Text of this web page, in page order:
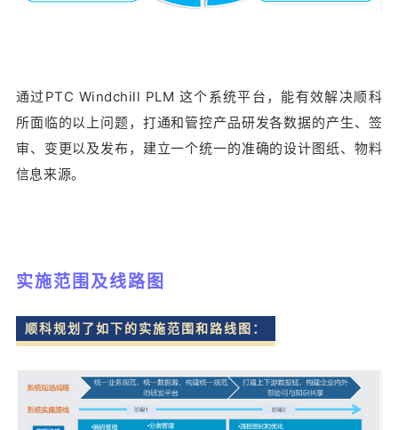
通过PTC Windchill PLM 这个系统平台，能有效解决顺科
所面临的以上问题，打通和管控产品研发各数据的产生、签
审、变更以及发布，建立一个统一的准确的设计图纸、物料
信息来源。
实施范围及线路图
顺科规划了如下的实施范围和路线图：